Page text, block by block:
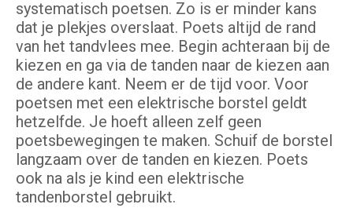
systematisch poetsen. Zo is er minder kans
dat je plekjes overslaat. Poets altijd de rand
van het tandvlees mee. Begin achteraan bij de
kiezen en ga via de tanden naar de kiezen aan
de andere kant. Neem er de tijd voor. Voor
poetsen met een elektrische borstel geldt
hetzelfde. Je hoeft alleen zelf geen
poetsbewegingen te maken. Schuif de borstel
langzaam over de tanden en kiezen. Poets
ook na als je kind een elektrische
tandenborstel gebruikt.